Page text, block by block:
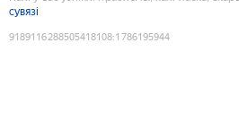
сувязі
9189116288505418108:1786195944